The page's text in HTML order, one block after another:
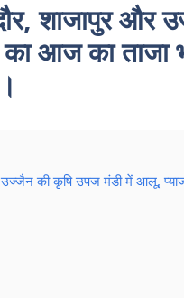
शाजापुर और
आज का ताजा
उज्जैन की कृषि उपज मंडी में आलू,